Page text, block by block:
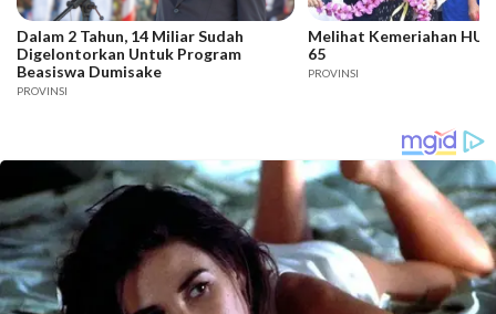
Dalam 2 Tahun, 14 Miliar Sudah
Digelontorkan Untuk Program
Beasiswa Dumisake
PROVINSI
Melihat Kemeriahan
65
PROVINSI